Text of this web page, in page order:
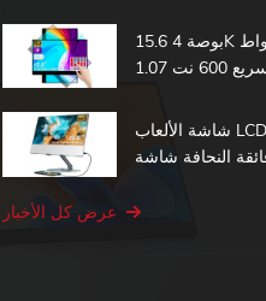
15.6 بوصة 4K تدوير تلقائي 45 واط
شحن سريع 600 نت 1.07b 100٪
شاشة محمولة
شاشة الألعاب LCD فائقة النحافة
مم فائقة النحافة شاشة
باللمس المحمولة
عرض كل الأخبار